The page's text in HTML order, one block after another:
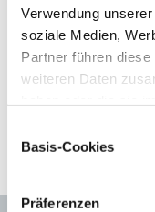
Verwendung
soziale Medien,
Partner führen
weiteren Daten
Cookies, wenn Sie
Basis-Cookies
Präferenzen
Phänotyp-
ab zweiter Kalbung,
Kalbungen
Tragezeit (Tage)